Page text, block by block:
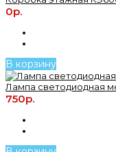
0р.
В корзину
Лампа светодиодная
750р.